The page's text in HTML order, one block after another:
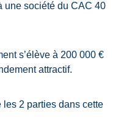
une société du CAC 40
s’élève à 200 000 €
attractif.
les 2 parties dans cette